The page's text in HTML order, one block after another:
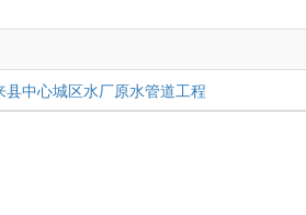
中心城区水厂原水管道工程